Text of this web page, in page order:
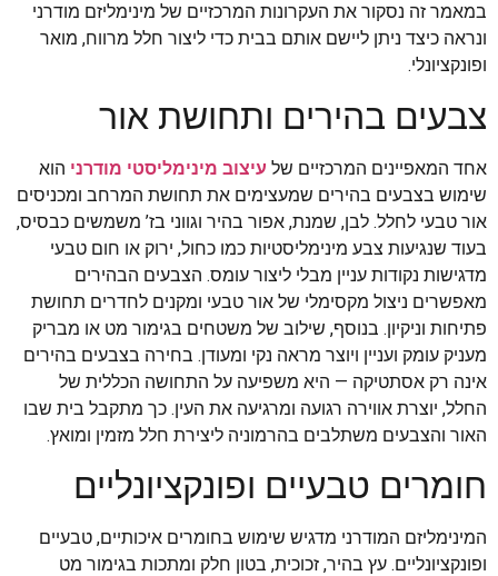
במאמר זה נסקור את העקרונות המרכזיים של מינימליזם מודרני
ונראה כיצד ניתן ליישם אותם בבית כדי ליצור חלל מרווח, מואר
ופונקציונלי.
צבעים בהירים ותחושת אור
אחד המאפיינים המרכזיים של עיצוב מינימליסטי מודרני הוא
שימוש בצבעים בהירים שמעצימים את תחושת המרחב ומכניסים
אור טבעי לחלל. לבן, שמנת, אפור בהיר וגווני בז’ משמשים כבסיס,
בעוד שנגיעות צבע מינימליסטיות כמו כחול, ירוק או חום טבעי
מדגישות נקודות עניין מבלי ליצור עומס. הצבעים הבהירים
מאפשרים ניצול מקסימלי של אור טבעי ומקנים לחדרים תחושת
פתיחות וניקיון. בנוסף, שילוב של משטחים בגימור מט או מבריק
מעניק עומק ועניין ויוצר מראה נקי ומעודן. בחירה בצבעים בהירים
אינה רק אסתטיקה — היא משפיעה על התחושה הכללית של
החלל, יוצרת אווירה רגועה ומרגיעה את העין. כך מתקבל בית שבו
האור והצבעים משתלבים בהרמוניה ליצירת חלל מזמין ומואץ.
חומרים טבעיים ופונקציונליים
המינימליזם המודרני מדגיש שימוש בחומרים איכותיים, טבעיים
ופונקציונליים. עץ בהיר, זכוכית, בטון חלק ומתכות בגימור מט